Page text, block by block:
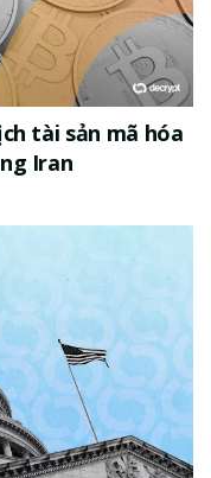
tài sản mã hóa
Iran